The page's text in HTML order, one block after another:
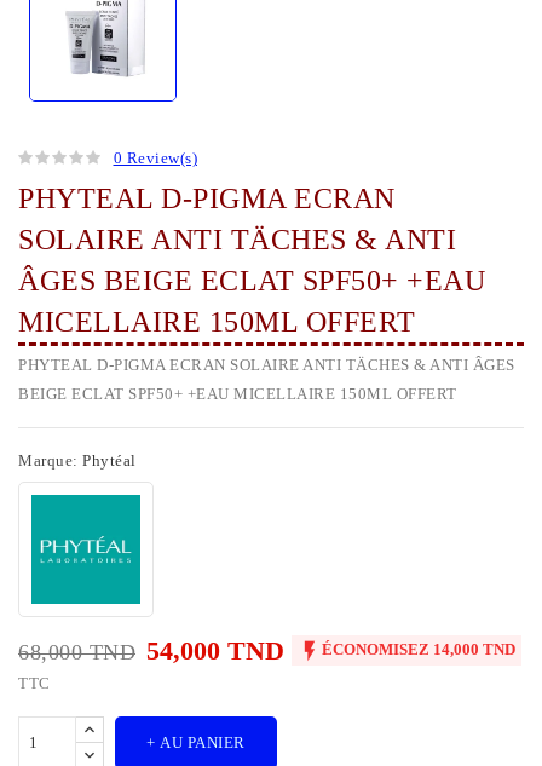
0 Review(s)
PHYTEAL D-PIGMA ECRAN
SOLAIRE ANTI TÄCHES & ANTI
ÂGES BEIGE ECLAT SPF50+ +EAU
MICELLAIRE 150ML OFFERT
PHYTEAL D-PIGMA ECRAN SOLAIRE ANTI TÄCHES & ANTI ÂGES
BEIGE ECLAT SPF50+ +EAU MICELLAIRE 150ML OFFERT
Marque: Phytéal
68,000 TND 54,000 TND  ÉCONOMISEZ 14,000 TND
TTC
+ AU PANIER